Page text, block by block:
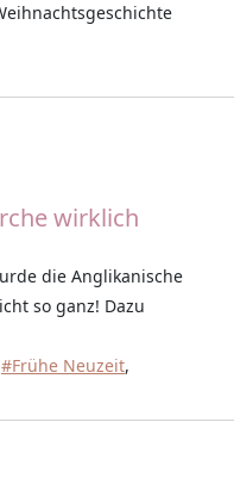
wirklich
die Anglikanische
so ganz! Dazu
#Frühe Neuzeit,